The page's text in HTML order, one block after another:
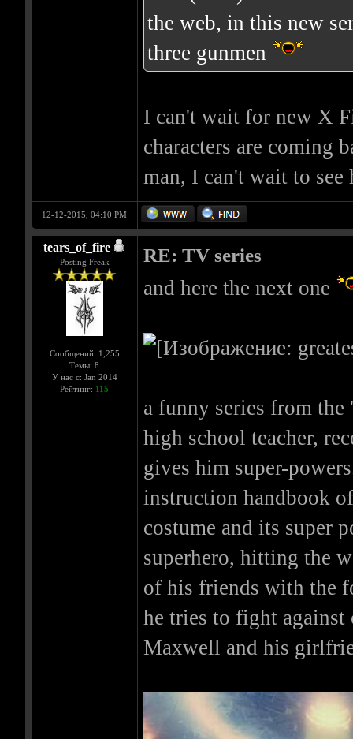
the web, in this new
three gunmen
I can't wait for new X
characters are coming
man, I can't wait to see
12-12-2015, 04:10 PM
tears_of_fire
Posting Freak
Сообщений: 1,255
Темы: 8
У нас с: Jan 2014
Рейтинг: 115
RE: TV series
and here the next one
a funny series from
high school teacher,
gives him super-
instruction handbook
costume and its super
superhero, hitting the
of his friends with the
he tries to fight
Maxwell and his